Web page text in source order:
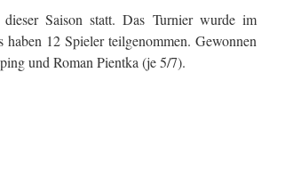
Saison statt. Das Turnier wurde im
12 Spieler teilgenommen. Gewonnen
und Roman Pientka (je 5/7).